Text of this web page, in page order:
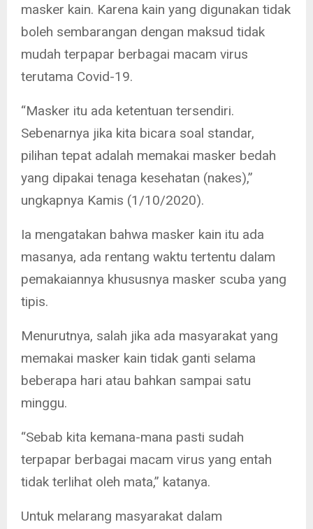
masker kain. Karena kain yang digunakan tidak
boleh sembarangan dengan maksud tidak
mudah terpapar berbagai macam virus
terutama Covid-19.
“Masker itu ada ketentuan tersendiri.
Sebenarnya jika kita bicara soal standar,
pilihan tepat adalah memakai masker bedah
yang dipakai tenaga kesehatan (nakes),”
ungkapnya Kamis (1/10/2020).
Ia mengatakan bahwa masker kain itu ada
masanya, ada rentang waktu tertentu dalam
pemakaiannya khususnya masker scuba yang
tipis.
Menurutnya, salah jika ada masyarakat yang
memakai masker kain tidak ganti selama
beberapa hari atau bahkan sampai satu
minggu.
“Sebab kita kemana-mana pasti sudah
terpapar berbagai macam virus yang entah
tidak terlihat oleh mata,” katanya.
Untuk melarang masyarakat dalam